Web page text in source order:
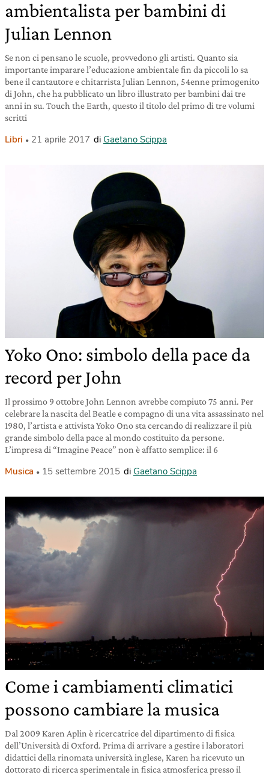
ambientalista per bambini di
Julian Lennon
Se non ci pensano le scuole, provvedono gli artisti. Quanto sia
importante imparare l’educazione ambientale fin da piccoli lo sa
bene il cantautore e chitarrista Julian Lennon, 54enne primogenito
di John, che ha pubblicato un libro illustrato per bambini dai tre
anni in su. Touch the Earth, questo il titolo del primo di tre volumi
scritti
Libri 21 aprile 2017 di Gaetano Scippa
Yoko Ono: simbolo della pace da
record per John
Il prossimo 9 ottobre John Lennon avrebbe compiuto 75 anni. Per
celebrare la nascita del Beatle e compagno di una vita assassinato nel
1980, l’artista e attivista Yoko Ono sta cercando di realizzare il più
grande simbolo della pace al mondo costituito da persone.
L’impresa di “Imagine Peace” non è affatto semplice: il 6
Musica 15 settembre 2015 di Gaetano Scippa
Come i cambiamenti climatici
possono cambiare la musica
Dal 2009 Karen Aplin è ricercatrice del dipartimento di fisica
dell’Università di Oxford. Prima di arrivare a gestire i laboratori
didattici della rinomata università inglese, Karen ha ricevuto un
dottorato di ricerca sperimentale in fisica atmosferica presso il